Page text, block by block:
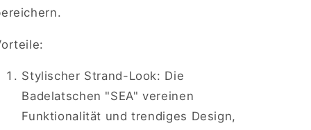
Stylischer Strand-Look: Die
Badelatschen "SEA" vereinen
Funktionalität und trendiges Design,